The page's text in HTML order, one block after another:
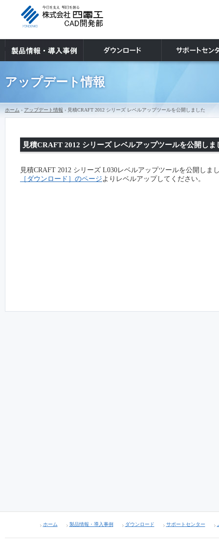
アップデート情報
ホーム › アップデート情報 › 見積CRAFT 2012 シリーズ レベルアップツールを公開しました
見積CRAFT 2012 シリーズ レベルアップツールを公開しま
見積CRAFT 2012 シリーズ L030レベルアップツールを公開しま
［ダウンロード］のページよりレベルアップしてください。
ホーム 製品情報・導入事例 ダウンロード サポートセンター